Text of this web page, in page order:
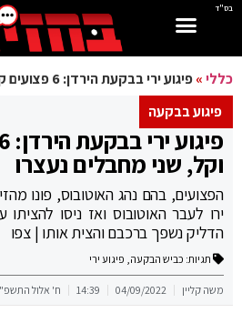
בס"ד
כללי»פיגוע ירי בבקעת הירדן: 6 פצועים קשה וקל, שני מחבלים נעצרו
פיגוע בבקעה
וקל, שני מחבלים נעצרו
ירו לעבר האוטובוס ואז ניסו
הדליק נשפך ברכבם והצית אותו | צפו
תגיות: כביש הבקעה, פיגוע ירי
משה קליין 04/09/2022
14:39 ח' אלול